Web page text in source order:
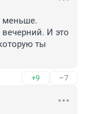
меньше.
И это
ты
+9 –7